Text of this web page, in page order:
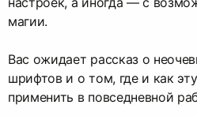
магии.
Вас ожидает рассказ о
шрифтов и о том, где и как
применить в повседневной